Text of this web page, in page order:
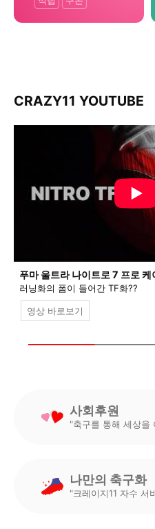
CRAZY11 YOUTUBE
푸마 울트라 나이트로 7 프로
러닝화의 폼이 들어간 TF화??
영상 바로보기
사회후원
"축구를 통해 세상을
나만의 축구화
"크레이지11 자수 서